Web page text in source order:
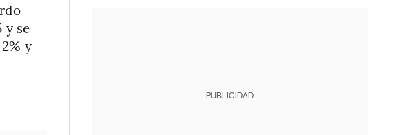
y se
y
PUBLICIDAD